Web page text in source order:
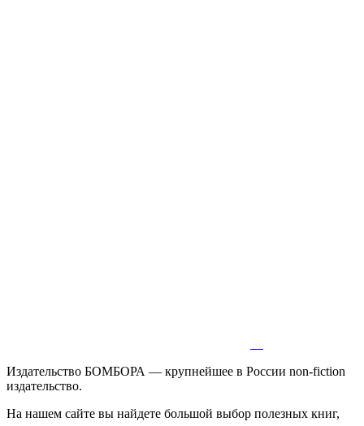
Издательство БОМБОРА — крупнейшее в России non-fiction
издательство.
На нашем сайте вы найдете большой выбор полезных книг,